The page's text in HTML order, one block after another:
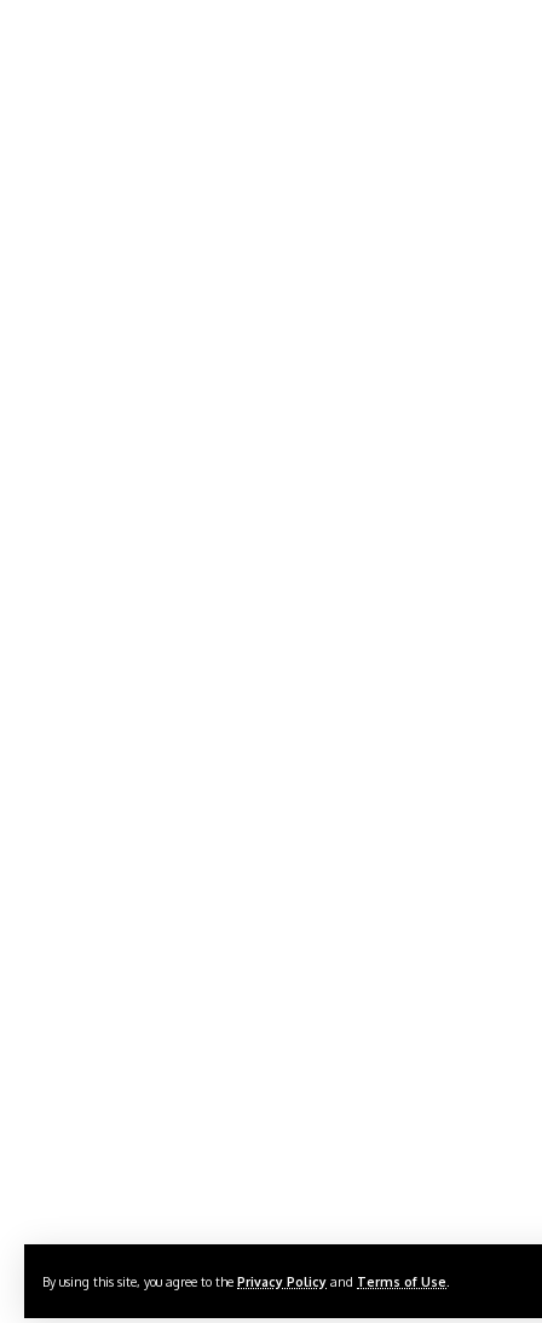
By using this site, you agree to the Privacy Policy and Terms of Use